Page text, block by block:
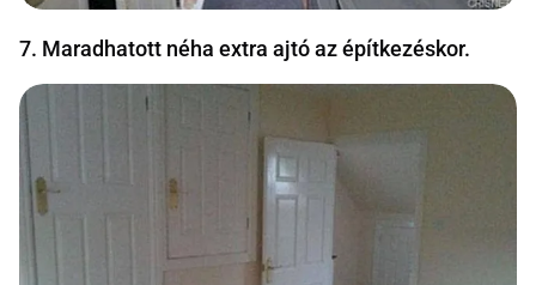
7. Maradhatott néha extra ajtó az építkezéskor.